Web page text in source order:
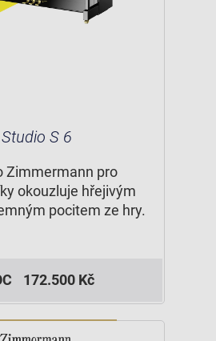
Studio S 6
Zimmermann pro
okouzluje hřejivým
pocitem ze hry.
172.500 Kč